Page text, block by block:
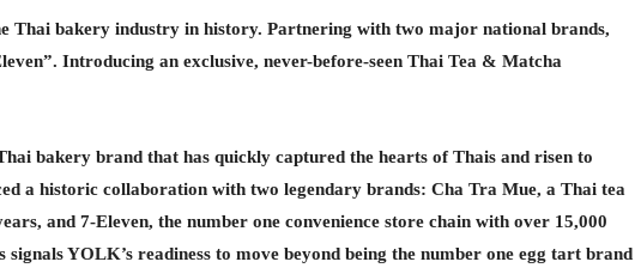
Thai bakery industry in history. Partnering with two major national brands,
Introducing an exclusive, never-before-seen Thai Tea & Matcha
bakery brand that has quickly captured the hearts of Thais and risen to
a historic collaboration with two legendary brands: Cha Tra Mue, a Thai tea
and 7-Eleven, the number one convenience store chain with over 15,000
signals YOLK’s readiness to move beyond being the number one egg tart brand